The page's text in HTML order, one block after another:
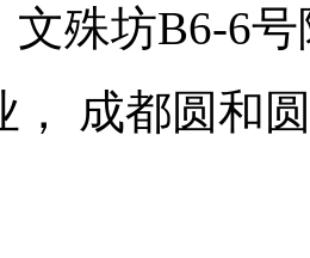
文殊坊B6-6
， 成都圆